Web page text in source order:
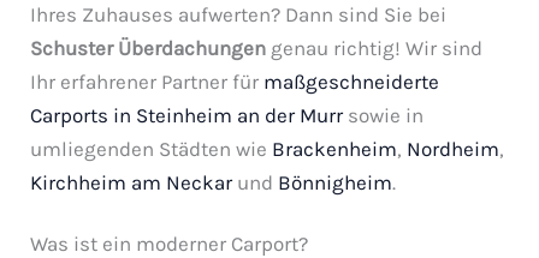
Ihres Zuhauses aufwerten? Dann sind Sie bei
Schuster Überdachungen genau richtig! Wir sind
Ihr erfahrener Partner für maßgeschneiderte
Carports in Steinheim an der Murrsowie in
umliegenden Städten wie Brackenheim, Nordheim,
Kirchheim am Neckarund Bönnigheim.
Was ist ein moderner Carport?